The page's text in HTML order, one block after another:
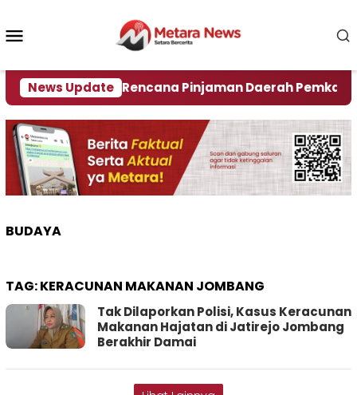
konten
News Update
‎Soal Rencana Pinjaman Daerah Pemkab
BUDAYA
TAG:KERACUNAN MAKANAN JOMBANG
Tak Dilaporkan Polisi, Kasus Keracunan
Makanan Hajatan di Jatirejo Jombang
Berakhir Damai